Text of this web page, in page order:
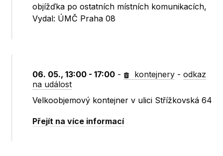
objížďka po ostatních místních komunikacích,
Vydal: ÚMČ Praha 08
06. 05., 13:00 - 17:00 - kontejnery -odkaz
na událost
Velkoobjemový kontejner v ulici Střížkovská 64
Přejít na více informací